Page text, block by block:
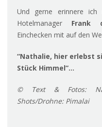
Und gerne erinnere
Hotelmanager Frank
Einchecken mit auf den
“Nathalie, hier erlebst
Stück Himmel”…
© Text & Fotos:
Shots/Drohne: Pimalai